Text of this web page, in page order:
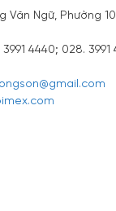
Ngữ, Phường
4440; 028. 3991